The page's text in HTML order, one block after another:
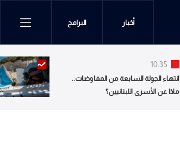
أخبار البرامج
10:35
انتهاء الجولة السابعة من المفاوضات..
ماذا عن الأسرى اللبنانيين؟